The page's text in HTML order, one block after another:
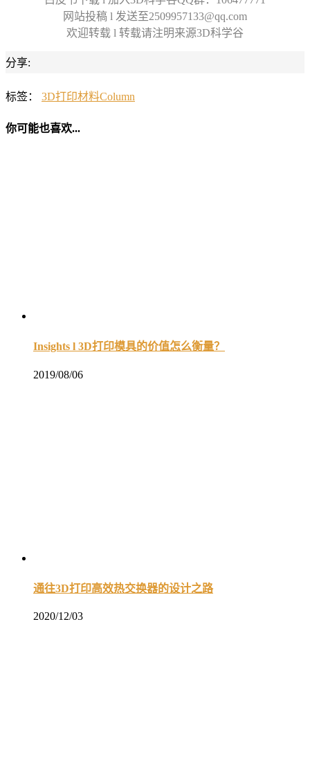
网站投稿 l 发送至2509957133@qq.com
欢迎转载 l 转载请注明来源3D科学谷
分享:
标签： 3D打印材料Column
你可能也喜欢...
Insights l 3D打印模具的价值怎么衡量？
2019/08/06
通往3D打印高效热交换器的设计之路
2020/12/03